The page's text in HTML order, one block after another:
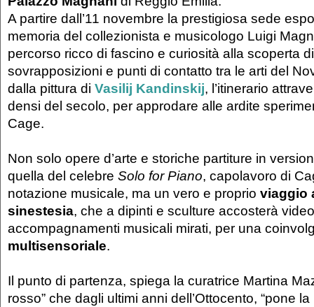
A partire dall’11 novembre la prestigiosa sede
memoria del collezionista e musicologo Luigi
percorso ricco di fascino e curiosità alla scoperta
sovrapposizioni e punti di contatto tra le arti del
dalla pittura di Vasilij Kandinskij, l’itinerario
densi del secolo, per approdare alle ardite
Cage.
Non solo opere d’arte e storiche partiture in
quella del celebre Solo for Piano, capolavoro di
notazione musicale, ma un vero e proprio viaggio
sinestesia, che a dipinti e sculture accosterà
accompagnamenti musicali mirati, per una
multisensoriale.
Il punto di partenza, spiega la curatrice Martina
rosso” che dagli ultimi anni dell’Ottocento, “pone